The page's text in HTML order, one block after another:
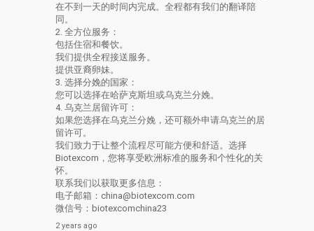
在不到一天的时间内完成。全程都有我们的翻译陪
同。
2. 全方位服务：
包括住宿和餐饮。
我们提供全程接送服务。
提供亚裔卵妹。
3. 选择分娩的国家：
您可以选择在哈萨克斯坦或乌克兰分娩。
4. 乌克兰居留许可：
如果您选择在乌克兰分娩，还可额外申请乌克兰的居
留许可。
我们致力于让整个流程尽可能方便和舒适。选择
Biotexcom，您将享受欧洲标准的服务和个性化的关
怀。
联系我们以获取更多信息：
电子邮箱：china@biotexcom.com
微信号：biotexcomchina23
2 years ago